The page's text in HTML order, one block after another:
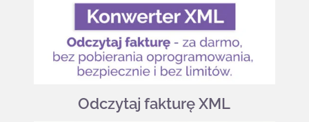
Odczytaj fakturę XML